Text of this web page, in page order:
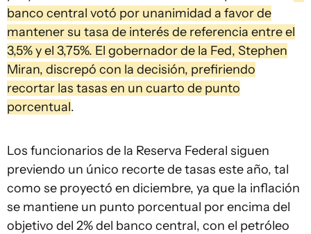
banco central votó por unanimidad a favor de
mantener su tasa de interés de referencia entre el
3,5% y el 3,75%. El gobernador de la Fed, Stephen
Miran, discrepó con la decisión, prefiriendo
recortar las tasas en un cuarto de punto
porcentual.
Los funcionarios de la Reserva Federal siguen
previendo un único recorte de tasas este año, tal
como se proyectó en diciembre, ya que la inflación
se mantiene un punto porcentual por encima del
objetivo del 2% del banco central, con el petróleo